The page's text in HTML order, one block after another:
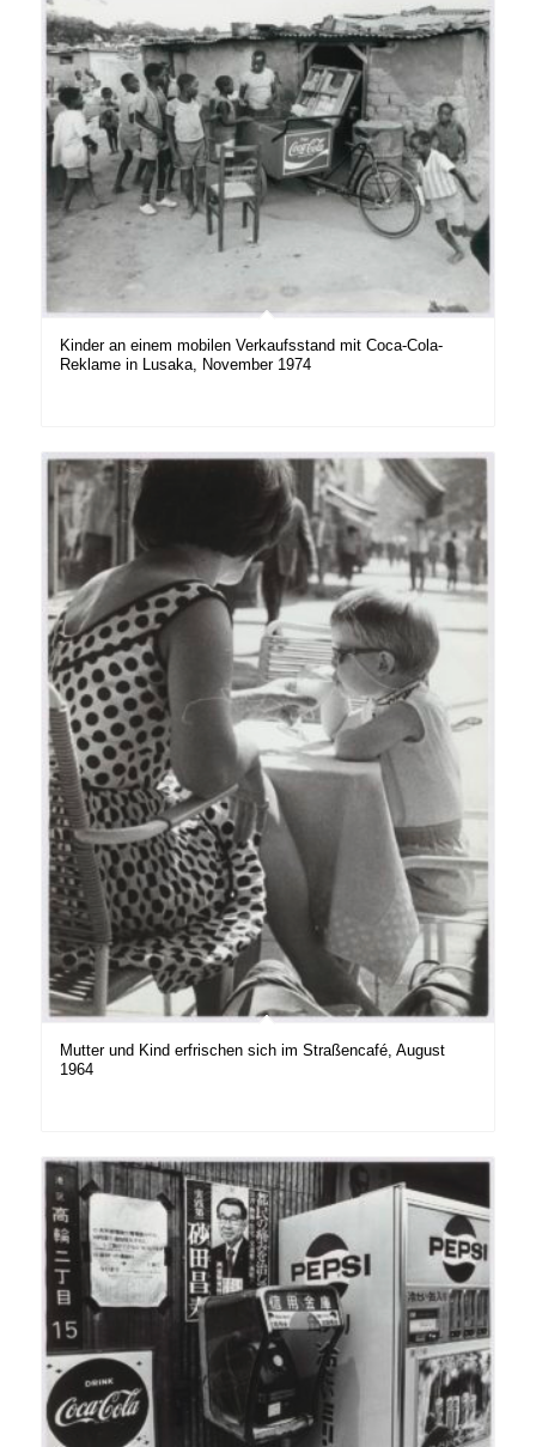
Kinder an einem mobilen Verkaufsstand mit Coca-Cola-
Reklame in Lusaka, November 1974
Mutter und Kind erfrischen sich im Straßencafé, August
1964